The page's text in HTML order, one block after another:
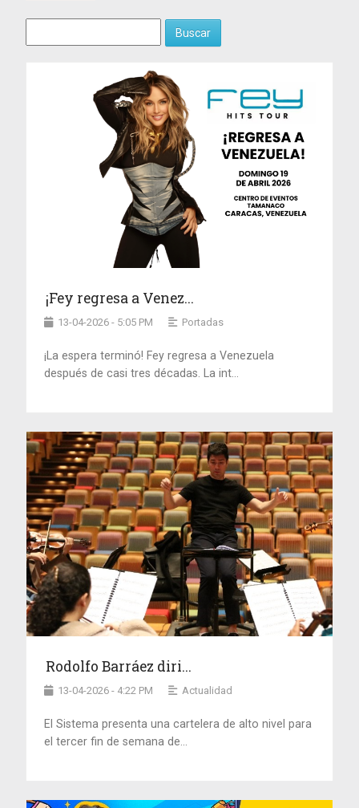
Buscar
¡Fey regresa a Venez...
13-04-2026 - 5:05 PM Portadas
¡La espera terminó! Fey regresa a Venezuela
después de casi tres décadas. La int...
Rodolfo Barráez diri...
13-04-2026 - 4:22 PM Actualidad
El Sistema presenta una cartelera de alto nivel para
el tercer fin de semana de...